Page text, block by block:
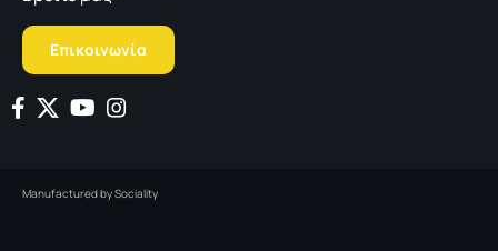
Επικοινωνία
Manufactured bySociality